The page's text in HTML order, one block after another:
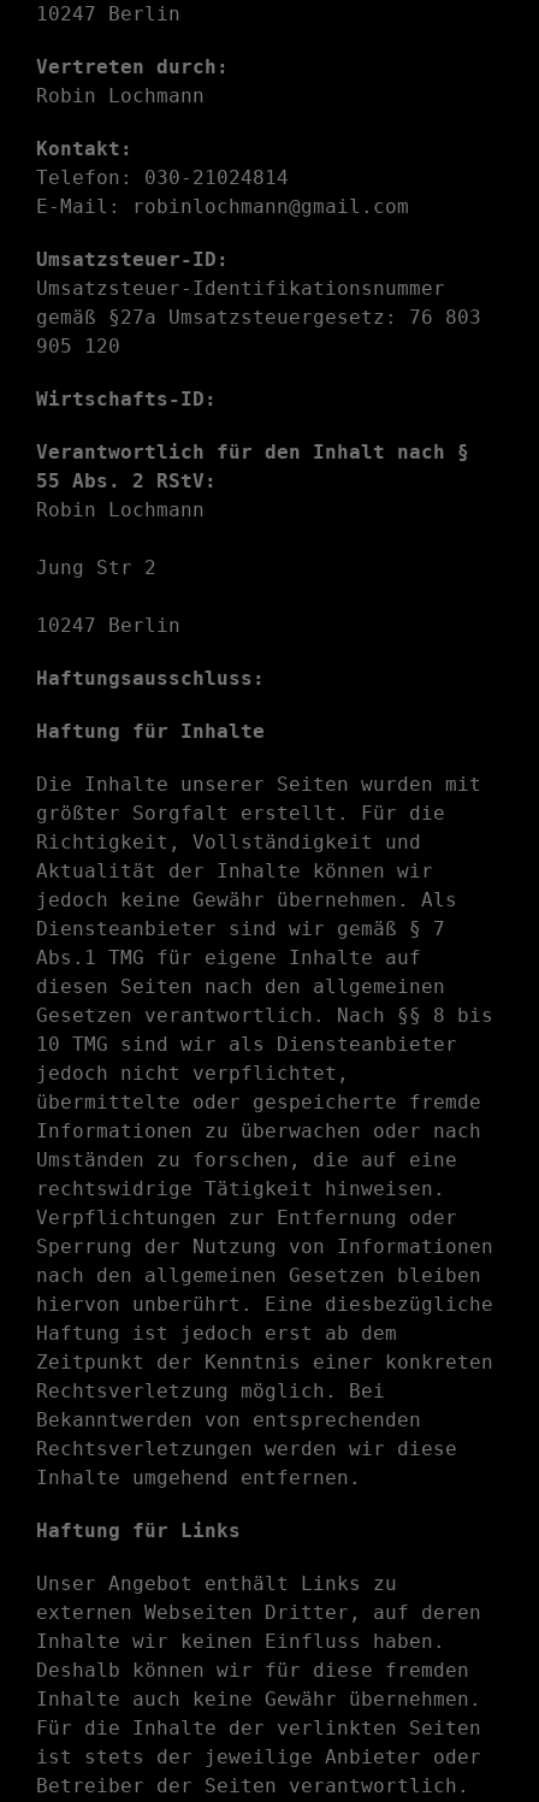
10247 Berlin
Vertreten durch:
Robin Lochmann
Kontakt:
Telefon: 030-21024814
E-Mail:
robinlochmann@gmail.com
Umsatzsteuer-ID:
Umsatzsteuer-Identifikationsnummer
gemäß §27a Umsatzsteuergesetz: 76 803
905 120
Wirtschafts-ID:
Verantwortlich für den Inhalt nach §
55 Abs. 2 RStV:
Robin Lochmann
Jung Str 2
10247 Berlin
Haftungsausschluss:
Haftung für Inhalte
Die Inhalte unserer Seiten wurden mit
größter Sorgfalt erstellt. Für die
Richtigkeit, Vollständigkeit und
Aktualität der Inhalte können wir
jedoch keine Gewähr übernehmen. Als
Diensteanbieter sind wir gemäß § 7
Abs.1 TMG für eigene Inhalte auf
diesen Seiten nach den allgemeinen
Gesetzen verantwortlich. Nach §§ 8 bis
10 TMG sind wir als Diensteanbieter
jedoch nicht verpflichtet,
übermittelte oder gespeicherte fremde
Informationen zu überwachen oder nach
Umständen zu forschen, die auf eine
rechtswidrige Tätigkeit hinweisen.
Verpflichtungen zur Entfernung oder
Sperrung der Nutzung von Informationen
nach den allgemeinen Gesetzen bleiben
hiervon unberührt. Eine diesbezügliche
Haftung ist jedoch erst ab dem
Zeitpunkt der Kenntnis einer konkreten
Rechtsverletzung möglich. Bei
Bekanntwerden von entsprechenden
Rechtsverletzungen werden wir diese
Inhalte umgehend entfernen.
Haftung für Links
Unser Angebot enthält Links zu
externen Webseiten Dritter, auf deren
Inhalte wir keinen Einfluss haben.
Deshalb können wir für diese fremden
Inhalte auch keine Gewähr übernehmen.
Für die Inhalte der verlinkten Seiten
ist stets der jeweilige Anbieter oder
Betreiber der Seiten verantwortlich.